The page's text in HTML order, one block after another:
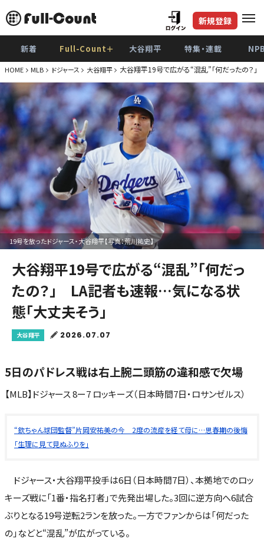
新規登録
新着 Full-Count＋ 大谷翔平 特集・連載
HOME MLB ドジャース 大谷翔平 大谷翔平19号で広がる“混乱”「何だったの？
19号を放ったドジャース・大谷翔平【写真：荒川祐史】
大谷翔平19号で広がる“混乱”「何だっ
たの？」 LA記者も速報…気になる状
態「大丈夫そう」
大谷翔平 2026.07.07
5日のパドレス戦は右上腕二頭筋の違和感で欠場
【MLB】ドジャース 8ー7 ロッキーズ（日本時間7日・ロサンゼルス）
“欽ちゃん球団監督”片岡安祐美の今 2度の流産を経て母に…思春期の後悔
「生理に見て見ぬふりを」
ドジャース・大谷翔平投手は6日（日本時間7日）、本拠地でのロッ
キーズ戦に「1番・指名打者」で先発出場した。3回に逆方向へ6試合
ぶりとなる19号逆転2ランを放った。一方でファンからは「何だった
の」などと“混乱”が広がっている。